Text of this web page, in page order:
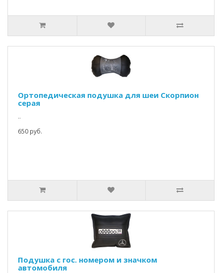
Ортопедическая подушка для шеи Скорпион
серая
..
650 руб.
Подушка с гос. номером и значком
автомобиля